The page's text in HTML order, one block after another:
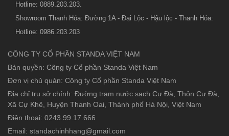
Hotline: 0889.203.203.
Showroom Thanh Hóa: Đường 1A - Đại Lộc - Hậu lộc - Thanh Hóa:
Hotline: 0986.203.203
CÔNG TY CỔ PHẦN STANDA VIỆT NAM
Bản quyền: Công ty Cổ phần Standa Việt Nam
Đơn vị chủ quản: Công ty Cổ phần Standa Việt Nam
Địa chỉ trụ sở chính: Đường trạm nước sạch Cự Đà, Thôn Cự Đà,
Xã Cự Khê, Huyện Thanh Oai, Thành phố Hà Nội, Việt Nam
Điện thoại: 0243.99.17.666
Email: standachinhhang@gmail.com